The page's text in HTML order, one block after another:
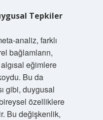
Tepkiler
analiz, farklı
bağlamların,
eğimlere
Bu da
gibi, duygusal
özelliklere
Bu değişkenlik,